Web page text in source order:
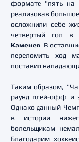
формате "пять на
реализовав
осложнили себе
четвертый гол в
Каменев. В
переломить ход
поставил
Таким образом,
раунд плей-офф и
Однако данный
в истории
болельщикам
Благодарим